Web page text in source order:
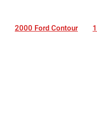
2000 Ford Contour